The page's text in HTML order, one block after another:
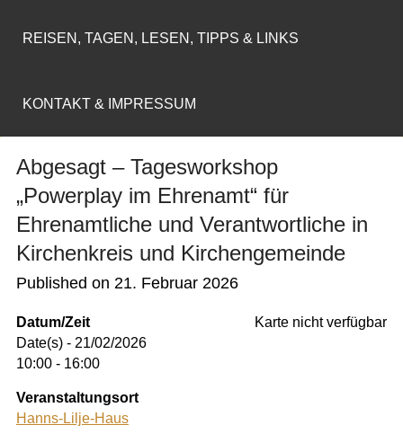
REISEN, TAGEN, LESEN, TIPPS & LINKS
KONTAKT & IMPRESSUM
Abgesagt – Tagesworkshop
„Powerplay im Ehrenamt“ für
Ehrenamtliche und Verantwortliche in
Kirchenkreis und Kirchengemeinde
Published on 21. Februar 2026
Karte nicht verfügbar
Datum/Zeit
Date(s) - 21/02/2026
10:00 - 16:00
Veranstaltungsort
Hanns-Lilje-Haus